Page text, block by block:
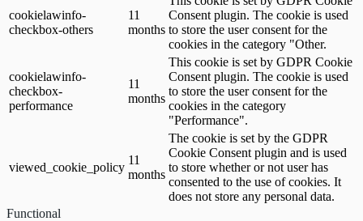
cookielawinfo-
checkbox-others
11
months
Consent plugin. The cookie is used
to store the user consent for the
cookies in the category "Other.
cookielawinfo-
checkbox-
performance
11
months
This cookie is set by GDPR Cookie
Consent plugin. The cookie is used
to store the user consent for the
cookies in the category
"Performance".
viewed_cookie_policy
11
months
The cookie is set by the GDPR
Cookie Consent plugin and is used
to store whether or not user has
consented to the use of cookies. It
does not store any personal data.
Functional